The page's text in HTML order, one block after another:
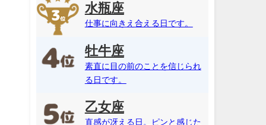
水瓶座
仕事に向きえ合える日です。
牡牛座
素直に目の前のことを信じられ
る日です。
乙女座
直感が冴える日。ピンと感じた